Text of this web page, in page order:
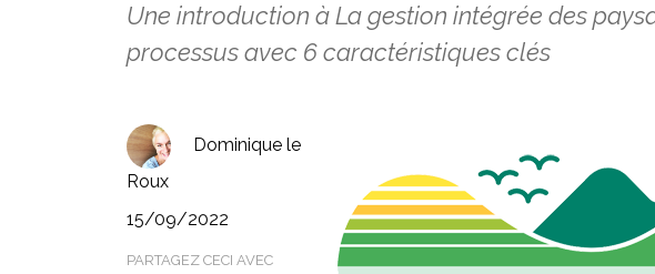
Une introduction à La gestion intégrée des
processus avec 6 caractéristiques clés
Dominique le
Roux
15/09/2022
PARTAGEZ CECI AVEC